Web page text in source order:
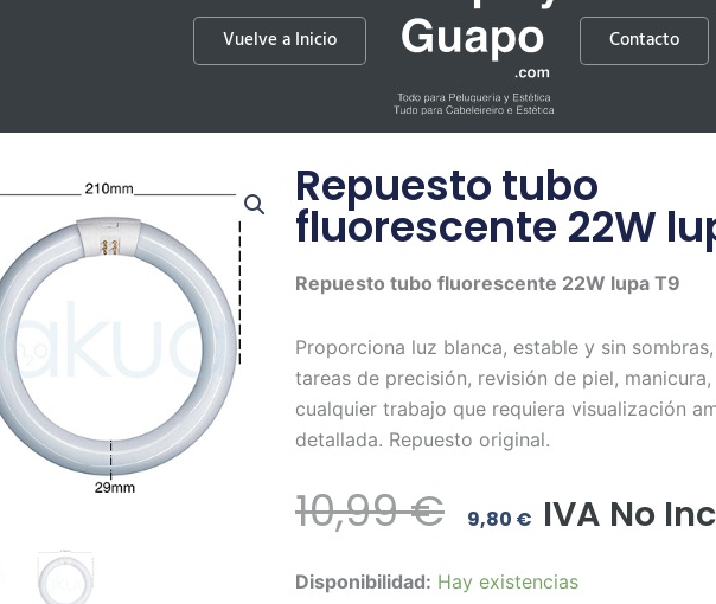
Vuelve a Inicio Contacto
Repuesto tubo
fluorescente 22W
Repuesto tubo fluorescente 22W lupa T9
Proporciona luz blanca, estable y sin
tareas de precisión, revisión de piel,
cualquier trabajo que requiera visualización
detallada. Repuesto original.
10,99€ El
9,80 €El
IVA No
Disponibilidad: Hay existencias
Repuesto
tubo